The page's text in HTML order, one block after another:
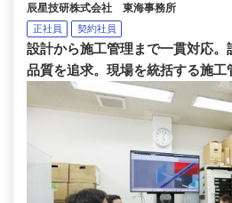
辰星技研株式会社 東海事務所
正社員 契約社員
設計から施工管理まで一貫対応。
品質を追求。現場を統括する施